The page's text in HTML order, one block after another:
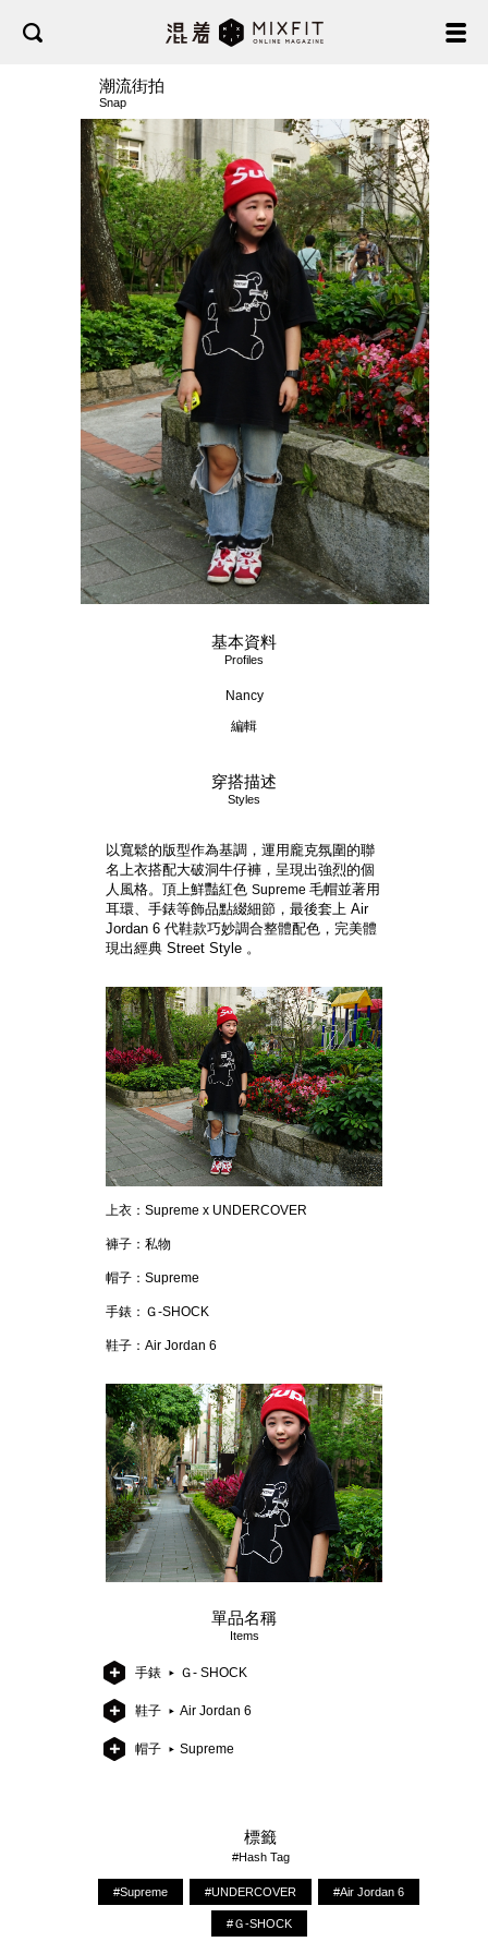
潮流街拍
Snap
基本資料
Profiles
Nancy
編輯
穿搭描述
Styles
以寬鬆的版型作為基調，運用龐克氛圍的聯
名上衣搭配大破洞牛仔褲，呈現出強烈的個
人風格。頂上鮮豔紅色 Supreme 毛帽並著用
耳環、手錶等飾品點綴細節，最後套上 Air
Jordan 6 代鞋款巧妙調合整體配色，完美體
現出經典 Street Style 。
上衣：Supreme x UNDERCOVER
褲子：私物
帽子：Supreme
手錶：Ｇ-SHOCK
鞋子：Air Jordan 6
單品名稱
Items
手錶 Ｇ- SHOCK
鞋子 Air Jordan 6
帽子 Supreme
標籤
#Hash Tag
#Supreme #UNDERCOVER #Air Jordan 6
#Ｇ-SHOCK